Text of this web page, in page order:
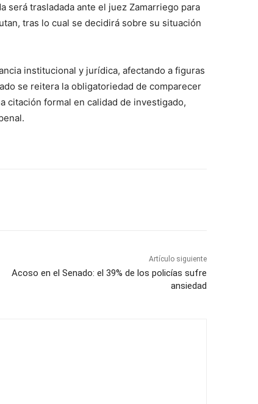
será trasladada ante el juez Zamarriego para
tras lo cual se decidirá sobre su situación
institucional y jurídica, afectando a figuras
se reitera la obligatoriedad de comparecer
citación formal en calidad de investigado,
Artículo siguiente
Acoso en el Senado: el 39% de los policías sufre
ansiedad